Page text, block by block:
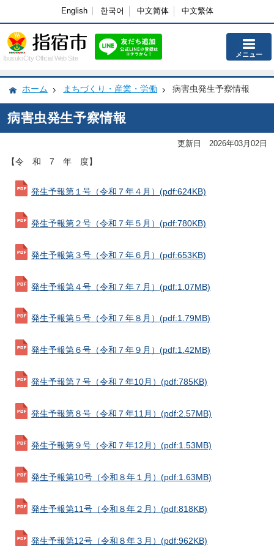
English 한국어 中文简体 中文繁体
Ibusuki City Official Web Site メニュー
ホーム まちづくり・産業・労働 病害虫発生予察情報
病害虫発生予察情報
更新日 2026年03月02日
【令 和 7 年 度】
発生予報第１号（令和７年４月）(pdf:624KB)
発生予報第２号（令和７年５月）(pdf:780KB)
発生予報第３号（令和７年６月）(pdf:653KB)
発生予報第４号（令和７年７月）(pdf:1.07MB)
発生予報第５号（令和７年８月）(pdf:1.79MB)
発生予報第６号（令和７年９月）(pdf:1.42MB)
発生予報第７号（令和７年10月）(pdf:785KB)
発生予報第８号（令和７年11月）(pdf:2.57MB)
発生予報第９号（令和７年12月）(pdf:1.53MB)
発生予報第10号（令和８年１月）(pdf:1.63MB)
発生予報第11号（令和８年２月）(pdf:818KB)
発生予報第12号（令和８年３月）(pdf:962KB)